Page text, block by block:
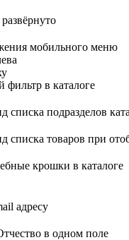
мобильного меню
в каталоге
списка подразделов
списка товаров при
крошки в каталоге
адресу
в одном поле